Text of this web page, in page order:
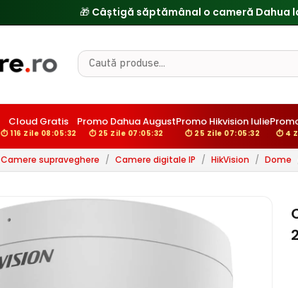
Cloud Gratis
⏱ 116 Zile 08:05:31
Promo Dahua August
⏱ 25 Zile 07:05:31
Promo Hikvision Iulie
⏱ 25 Zile 07:05:31 ⏱ 4
Camere supraveghere / Camere digitale IP / HikVision / Dome